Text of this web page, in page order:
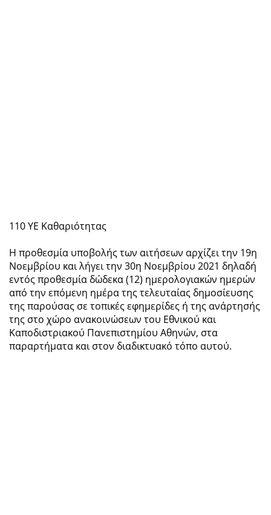
110 ΥΕ Καθαριότητας
Η προθεσμία υποβολής των αιτήσεων αρχίζει την 19η
Νοεμβρίου και λήγει την 30η Νοεμβρίου 2021 δηλαδή
εντός προθεσμία δώδεκα (12) ημερολογιακών ημερών
από την επόμενη ημέρα της τελευταίας δημοσίευσης
της παρούσας σε τοπικές εφημερίδες ή της ανάρτησής
της στο χώρο ανακοινώσεων του Εθνικού και
Καποδιστριακού Πανεπιστημίου Αθηνών, στα
παραρτήματα και στον διαδικτυακό τόπο αυτού.